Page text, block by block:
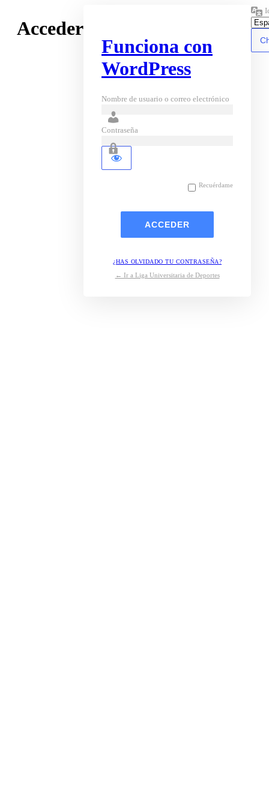
Acceder
Funciona con
WordPress
Nombre de usuario o correo electrónico
Contraseña
Recuérdame
¿HAS OLVIDADO TU CONTRASEÑA?
← Ir a Liga Universitaria de Deportes